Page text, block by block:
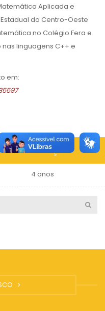
Aplicada e
do Centro-Oeste
no Colégio Fera e
linguagens C++ e
em:
Duração
4 anos